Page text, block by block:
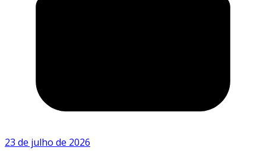
23 de julho de 2026